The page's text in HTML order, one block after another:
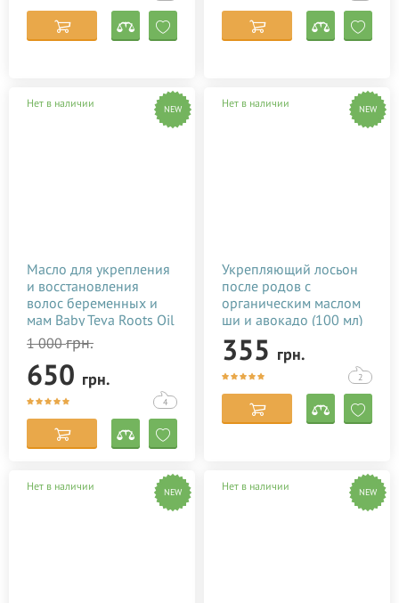
Нет в наличии NEW
Масло для укрепления
и восстановления
волос беременных и
мам Baby Teva Roots Oil
10 мл
1 000грн.
650 грн.
4
Нет в наличии NEW
Укрепляющий лосьон
после родов с
органическим маслом
ши и авокадо (100 мл)
355 грн.
2
Нет в наличии NEW Нет в наличии NEW